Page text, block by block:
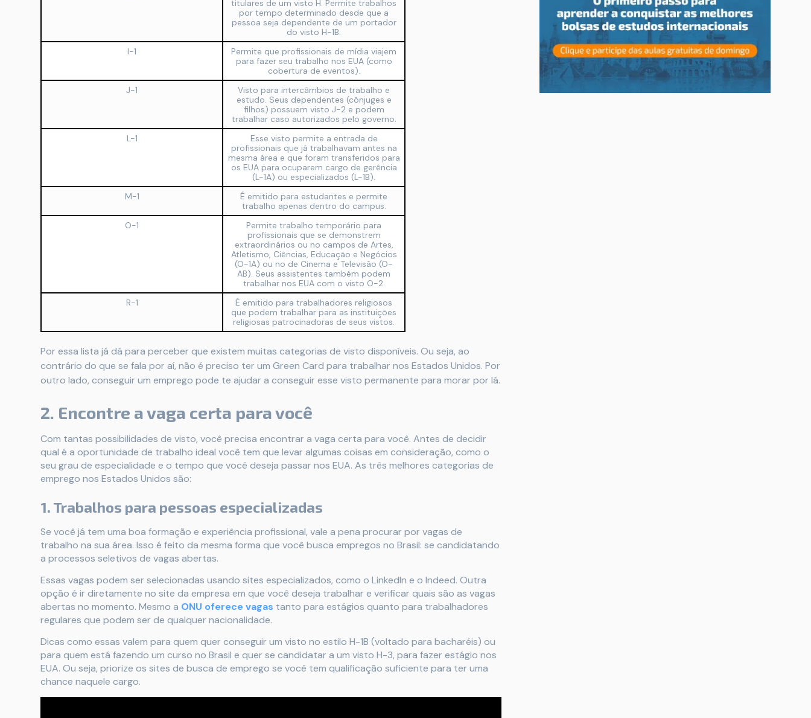
titulares de um visto H. Permite trabalhos
por tempo determinado desde que a
pessoa seja dependente de um portador
do visto H-1B.
I-1
Permite que profissionais de mídia viajem
para fazer seu trabalho nos EUA (como
cobertura de eventos).
J-1
Visto para intercâmbios de trabalho e
estudo. Seus dependentes (cônjuges e
filhos) possuem visto J-2 e podem
trabalhar caso autorizados pelo governo.
L-1
Esse visto permite a entrada de
profissionais que já trabalhavam antes na
mesma área e que foram transferidos para
os EUA para ocuparem cargo de gerência
(L-1A) ou especializados (L-1B).
M-1
É emitido para estudantes e permite
trabalho apenas dentro do campus.
O-1
Permite trabalho temporário para
profissionais que se demonstrem
extraordinários ou no campos de Artes,
Atletismo, Ciências, Educação e Negócios
(O-1A) ou no de Cinema e Televisão (O-
AB). Seus assistentes também podem
trabalhar nos EUA com o visto O-2.
R-1
É emitido para trabalhadores religiosos
que podem trabalhar para as instituições
religiosas patrocinadoras de seus vistos.
Por essa lista já dá para perceber que existem muitas categorias de visto disponíveis. Ou seja, ao
contrário do que se fala por aí, não é preciso ter um Green Card para trabalhar nos Estados Unidos. Por
outro lado, conseguir um emprego pode te ajudar a conseguir esse visto permanente para morar por lá.
2. Encontre a vaga certa para você
Com tantas possibilidades de visto, você precisa encontrar a vaga certa para você. Antes de decidir
qual é a oportunidade de trabalho ideal você tem que levar algumas coisas em consideração, como o
seu grau de especialidade e o tempo que você deseja passar nos EUA. As três melhores categorias de
emprego nos Estados Unidos são:
1. Trabalhos para pessoas especializadas
Se você já tem uma boa formação e experiência profissional, vale a pena procurar por vagas de
trabalho na sua área. Isso é feito da mesma forma que você busca empregos no Brasil: se candidatando
a processos seletivos de vagas abertas.
Essas vagas podem ser selecionadas usando sites especializados, como o LinkedIn e o Indeed. Outra
opção é ir diretamente no site da empresa em que você deseja trabalhar e verificar quais são as vagas
abertas no momento. Mesmo a ONU oferece vagas tanto para estágios quanto para trabalhadores
regulares que podem ser de qualquer nacionalidade.
Dicas como essas valem para quem quer conseguir um visto no estilo H-1B (voltado para bacharéis) ou
para quem está fazendo um curso no Brasil e quer se candidatar a um visto H-3, para fazer estágio nos
EUA. Ou seja, priorize os sites de busca de emprego se você tem qualificação suficiente para ter uma
chance naquele cargo.